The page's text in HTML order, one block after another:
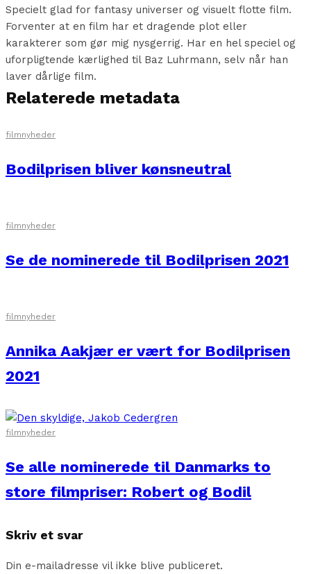
Specielt glad for fantasy universer og visuelt flotte film.
Forventer at en film har et dragende plot eller
karakterer som gør mig nysgerrig. Har en hel speciel og
uforpligtende kærlighed til Baz Luhrmann, selv når han
laver dårlige film.
Relaterede metadata
filmnyheder
Bodilprisen bliver kønsneutral
filmnyheder
Se de nominerede til Bodilprisen 2021
filmnyheder
Annika Aakjær er vært for Bodilprisen
2021
filmnyheder
Se alle nominerede til Danmarks to
store filmpriser: Robert og Bodil
Skriv et svar
Din e-mailadresse vil ikke blive publiceret.